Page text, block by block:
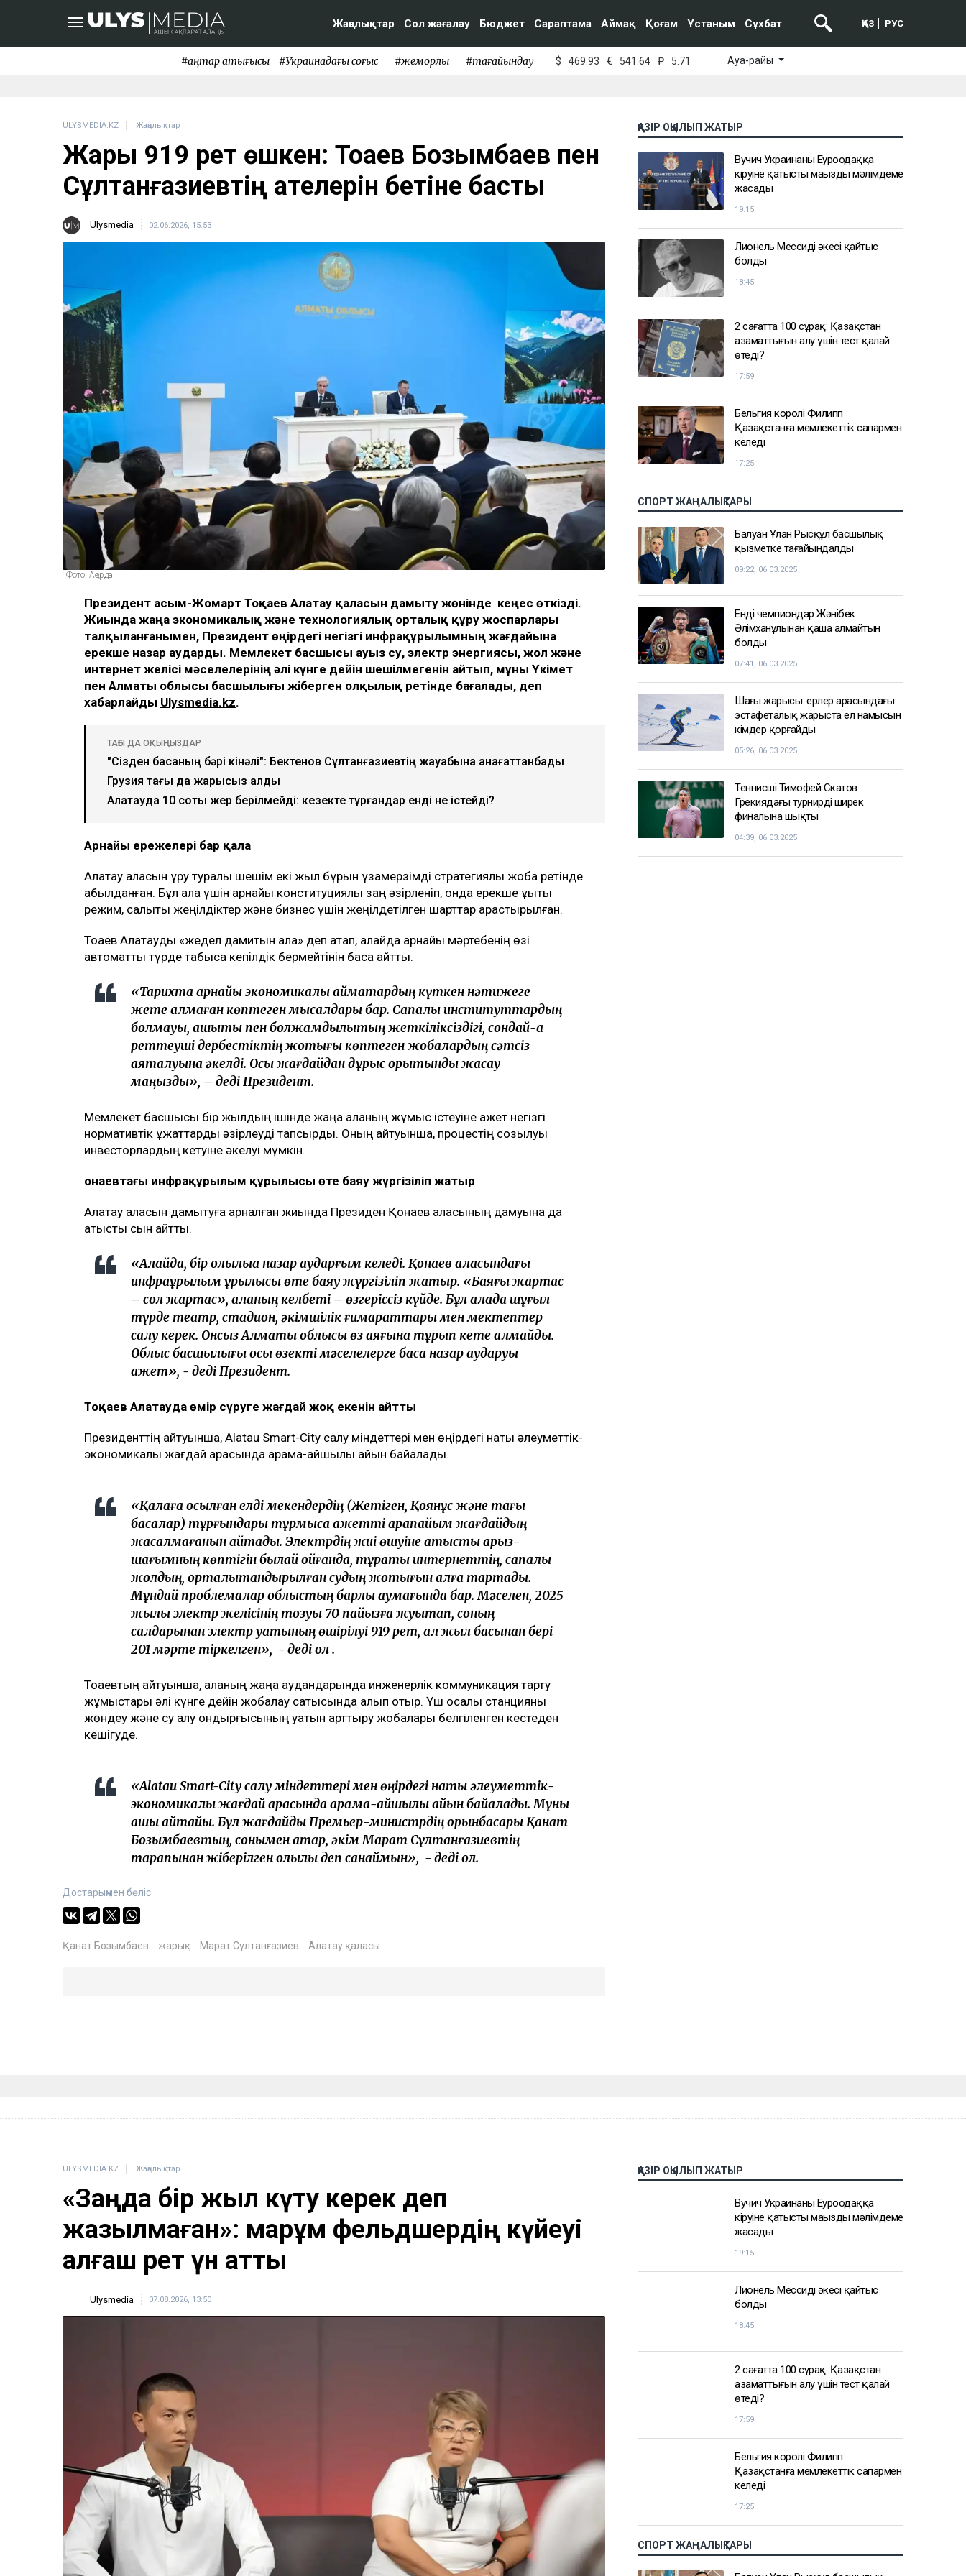
Жаңалықтар Сол жағалау Бюджет Сараптама Аймақ Қоғам Ұстаным Сұхбат ҚАЗ РУС
#қаңтар қақтығысы #Украинадағы соғыс #жемқорлық #тағайындау $ 469.93 € 541.64 ₽ 5.71 Ауа-райы
ULYSMEDIA.KZ Жаңалықтар
Жарық 919 рет өшкен: Тоқаев Бозымбаев пен
Сұлтанғазиевтің қателерін бетіне басты
Ulysmedia 02.06.2026, 15:53
Фото: Ақорда
Президент Қасым-Жомарт Тоқаев Алатау қаласын дамыту жөнінде кеңес өткізді.
Жиында жаңа экономикалық және технологиялық орталық құру жоспарлары
талқыланғанымен, Президент өңірдегі негізгі инфрақұрылымның жағдайына
ерекше назар аударды. Мемлекет басшысы ауыз су, электр энергиясы, жол және
интернет желісі мәселелерінің әлі күнге дейін шешілмегенін айтып, мұны Үкімет
пен Алматы облысы басшылығы жіберген олқылық ретінде бағалады, деп
хабарлайды Ulysmedia.kz.
ТАҒЫ ДА ОҚЫҢЫЗДАР
"Сізден басқаның бәрі кінәлі": Бектенов Сұлтанғазиевтің жауабына қанағаттанбады
Грузия тағы да жарықсыз қалды
Алатауда 10 сотық жер берілмейді: кезекте тұрғандар енді не істейді?
Арнайы ережелері бар қала
Алатау қаласын құру туралы шешім екі жыл бұрын ұзақмерзімді стратегиялық жоба ретінде
қабылданған. Бұл қала үшін арнайы конституциялық заң әзірленіп, онда ерекше құқықтық
режим, салықтық жеңілдіктер және бизнес үшін жеңілдетілген шарттар қарастырылған.
Тоқаев Алатауды «жедел дамитын қала» деп атап, алайда арнайы мәртебенің өзі
автоматты түрде табысқа кепілдік бермейтінін баса айтты.
«Тарихта арнайы экономикалық аймақтардың күткен нәтижеге
жете алмаған көптеген мысалдары бар. Сапалы институттардың
болмауы, ашықтық пен болжамдылықтың жеткіліксіздігі, сондай-ақ
реттеуші дербестіктің жоқтығы көптеген жобалардың сәтсіз
аяқталуына әкелді. Осы жағдайдан дұрыс қорытынды жасау
маңызды», – деді Президент.
Мемлекет басшысы бір жылдың ішінде жаңа қаланың жұмыс істеуіне қажет негізгі
нормативтік құжаттарды әзірлеуді тапсырды. Оның айтуынша, процестің созылуы
инвесторлардың кетуіне әкелуі мүмкін.
Қонаевтағы инфрақұрылым құрылысы өте баяу жүргізіліп жатыр
Алатау қаласын дамытуға арналған жиында Президен Қонаев қаласының дамуына да
қатысты сын айтты.
«Алайда, бір олқылыққа назар аударғым келеді. Қонаев қаласындағы
инфрақұрылым құрылысы өте баяу жүргізіліп жатыр. «Баяғы жартас
– сол жартас», қаланың келбеті – өзгеріссіз күйде. Бұл қалада шұғыл
түрде театр, стадион, әкімшілік ғимараттары мен мектептер
салу керек. Онсыз Алматы облысы өз аяғына тұрып кете алмайды.
Облыс басшылығы осы өзекті мәселелерге баса назар аударуы
қажет», - деді Президент.
Тоқаев Алатауда өмір сүруге жағдай жоқ екенін айтты
Президенттің айтуынша, Alatau Smart-City салу міндеттері мен өңірдегі нақты әлеуметтік-
экономикалық жағдай арасында қарама-қайшылық айқын байқалады.
«Қалаға қосылған елді мекендердің (Жетіген, Қоянқұс және тағы
басқалар) тұрғындары тұрмысқа қажетті қарапайым жағдайдың
жасалмағанын айтады. Электрдің жиі өшуіне қатысты арыз-
шағымның көптігін былай қойғанда, тұрақты интернеттің, сапалы
жолдың, орталықтандырылған судың жоқтығын алға тартады.
Мұндай проблемалар облыстың барлық аумағында бар. Мәселен, 2025
жылы электр желісінің тозуы 70 пайызға жуықтап, соның
салдарынан электр қуатының өшірілуі 919 рет, ал жыл басынан бері
201 мәрте тіркелген», - деді ол .
Тоқаевтың айтуынша, қаланың жаңа аудандарында инженерлік коммуникация тарту
жұмыстары әлі күнге дейін жобалау сатысында қалып отыр. Үш қосалқы станцияны
жөндеу және су алу қондырғысының қуатын арттыру жобалары белгіленген кестеден
кешігуде.
«Alatau Smart-City салу міндеттері мен өңірдегі нақты әлеуметтік-
экономикалық жағдай арасында қарама-қайшылық айқын байқалады. Мұны
ашық айтайық. Бұл жағдайды Премьер-министрдің орынбасары Қанат
Бозымбаевтың, сонымен қатар, әкім Марат Сұлтанғазиевтің
тарапынан жіберілген олқылық деп санаймын», - деді ол.
Достарыңмен бөліс
Қанат Бозымбаев жарық Марат Сұлтанғазиев Алатау қаласы
ҚАЗІР ОҚЫЛЫП ЖАТЫР
Вучич Украинаның Еуроодаққа
кіруіне қатысты маңызды мәлімдеме
жасады
19:15
Лионель Мессидің әкесі қайтыс
болды
18:45
2 сағатта 100 сұрақ: Қазақстан
азаматтығын алу үшін тест қалай
өтеді?
17:59
Бельгия королі Филипп
Қазақстанға мемлекеттік сапармен
келеді
17:25
СПОРТ ЖАҢАЛЫҚТАРЫ
Балуан Ұлан Рысқұл басшылық
қызметке тағайындалды
09:22, 06.03.2025
Енді чемпиондар Жәнібек
Әлімханұлынан қаша алмайтын
болды
07:41, 06.03.2025
Шаңғы жарысы: ерлер арасындағы
эстафеталық жарыста ел намысын
кімдер қорғайды
05:26, 06.03.2025
Теннисші Тимофей Скатов
Грекиядағы турнирдің ширек
финалына шықты
04:39, 06.03.2025
Жаңалықтар
«Заңда бір жыл күту керек деп
жазылмаған»: марқұм фельдшердің күйеуі
алғаш рет үн қатты
Ulysmedia 07.08.2026, 13:50
ҚАЗІР ОҚЫЛЫП ЖАТЫР
Вучич Украинаның Еуроодаққа
19:15
Лионель Мессидің әкесі қайтыс
18:45